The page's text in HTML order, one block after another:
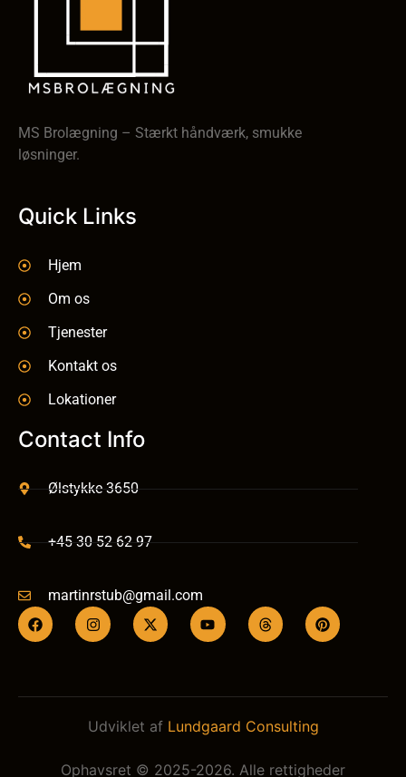
MS Brolægning – Stærkt håndværk, smukke
løsninger.
Quick Links
Hjem
Om os
Tjenester
Kontakt os
Lokationer
Contact Info
Ølstykke 3650
+45 30 52 62 97
martinrstub@gmail.com
Udviklet af Lundgaard Consulting
Ophavsret © 2025-2026. Alle rettigheder